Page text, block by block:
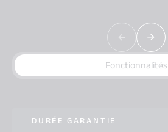
Fonctionnalités
DURÉE GARANTIE